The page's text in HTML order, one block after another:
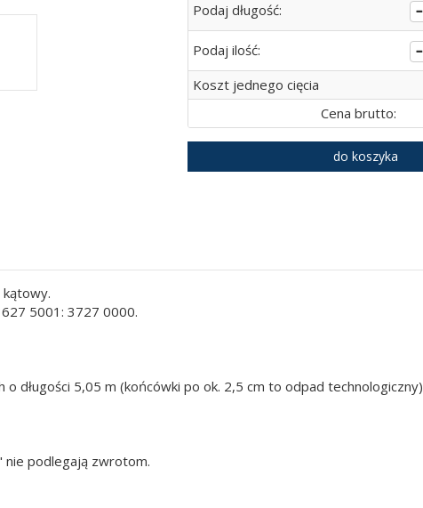
Podaj długość:
Podaj ilość:
Koszt jednego cięcia
Cena brutto:
do koszyka
5001: 3727 0000.
długości 5,05 m (końcówki po ok. 2,5 cm to odpad technologiczny)
nie podlegają zwrotom.